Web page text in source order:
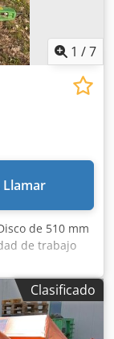
1 /7
Llamar
de 510 mm
de trabajo
profundidad
C-Mix-Ultra
de
HD
Ejkr
Clasificado